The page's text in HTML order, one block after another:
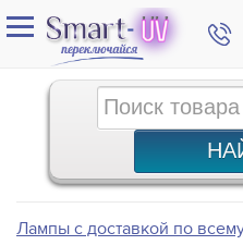
Лампы с доставкой по